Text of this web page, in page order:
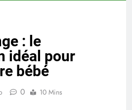
: le
idéal pour
bébé
0 10 Mins